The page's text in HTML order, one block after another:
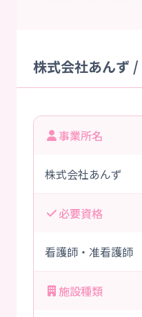
株式会社あんず
事業所名
株式会社あんず
必要資格
看護師・准看護師
施設種類